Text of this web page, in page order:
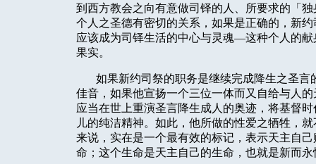
到西方教会之向有意做司铎的人、所要求的「
个人之圣德有密切的关系，如果是正确的，新
应该成为司铎生活的中心与灵魂—这种个人的
果实。
如果新约司祭的职务是继续完成降生之圣
佳音，如果他宣扬一个三位一体而又自给与人
应当在世上重演圣言降生成人的奥迹，将基督
儿的纯洁精神。如此，他所做的性爱之牺牲，
来说，实在是一个最有效的标记，表示天主自
命；这个生命是天主自己的生命，也就是新而